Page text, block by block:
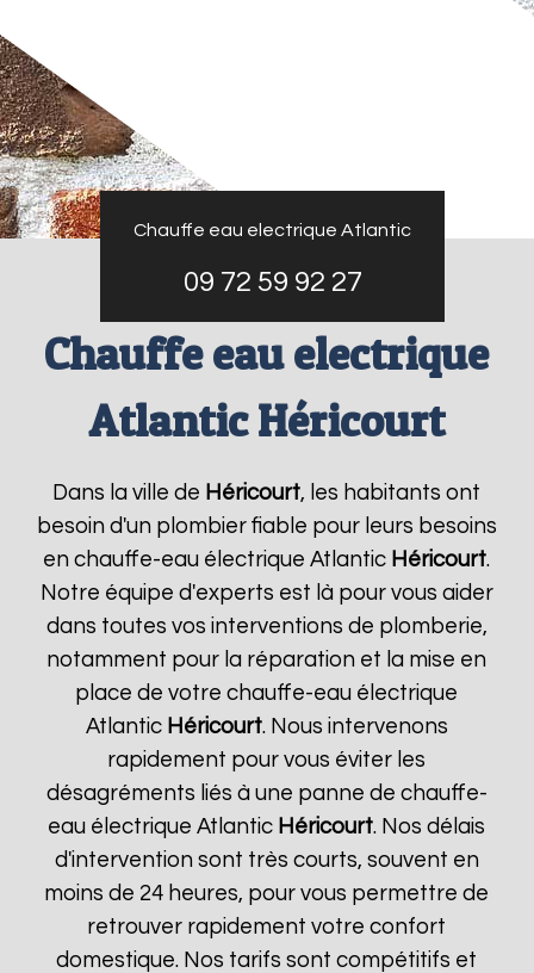
Chauffe eau electrique Atlantic
09 72 59 92 27
Chauffe eau electrique
Atlantic Héricourt
Dans la ville de Héricourt, les habitants ont
besoin d'un plombier fiable pour leurs besoins
en chauffe-eau électrique Atlantic Héricourt.
Notre équipe d'experts est là pour vous aider
dans toutes vos interventions de plomberie,
notamment pour la réparation et la mise en
place de votre chauffe-eau électrique
Atlantic Héricourt. Nous intervenons
rapidement pour vous éviter les
désagréments liés à une panne de chauffe-
eau électrique Atlantic Héricourt. Nos délais
d'intervention sont très courts, souvent en
moins de 24 heures, pour vous permettre de
retrouver rapidement votre confort
domestique. Nos tarifs sont compétitifs et